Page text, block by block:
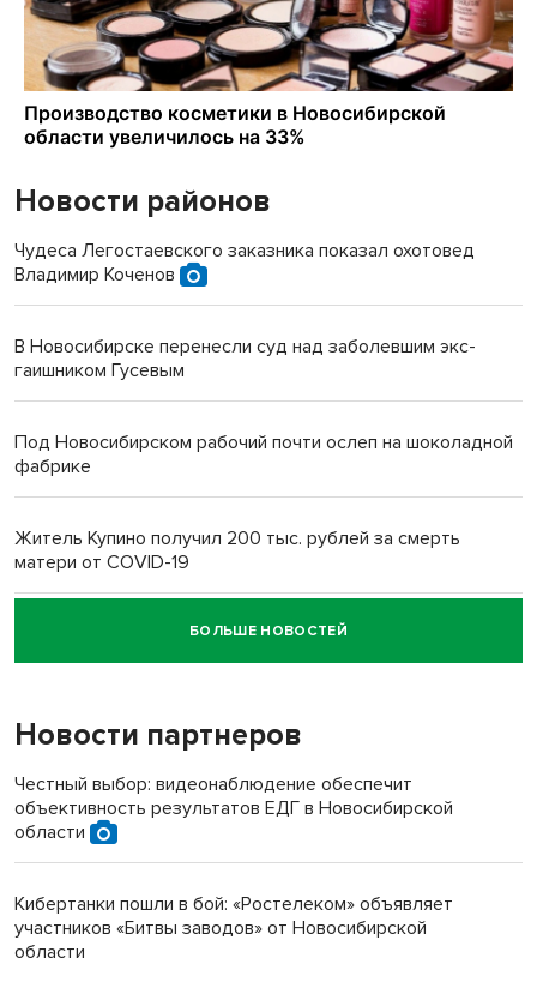
Новости районов
Чудеса Легостаевского заказника показал охотовед
Владимир Коченов
В Новосибирске перенесли суд над заболевшим экс-
гаишником Гусевым
Под Новосибирском рабочий почти ослеп на шоколадной
фабрике
Житель Купино получил 200 тыс. рублей за смерть
матери от COVID-19
Новосибирский суд наказал водителя за смерть
пенсионерки на вокзале
«Мы живём на пастбище!»: в новосибирском селе лошади
терроризируют жителей
Инвалид получил условный срок за избиение врачей
протезом под Новосибирском
Новосибирский преподаватель с женой вошли в топ-16
многодетных в России
БОЛЬШЕ НОВОСТЕЙ
Новости партнеров
Честный выбор: видеонаблюдение обеспечит
объективность результатов ЕДГ в Новосибирской
области
Кибертанки пошли в бой: «Ростелеком» объявляет
участников «Битвы заводов» от Новосибирской
области